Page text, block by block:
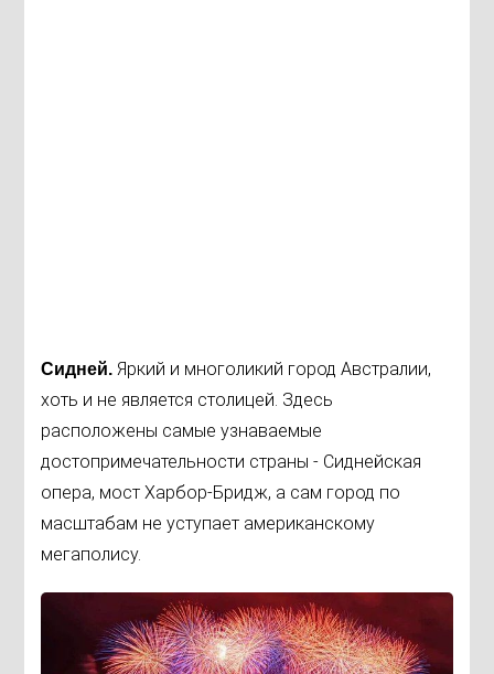
Сидней. Яркий и многоликий город Австралии,
хоть и не является столицей. Здесь
расположены самые узнаваемые
достопримечательности страны - Сиднейская
опера, мост Харбор-Бридж, а сам город по
масштабам не уступает американскому
мегаполису.